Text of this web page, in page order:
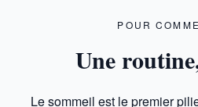
POUR
Une
Le sommeil est le premier